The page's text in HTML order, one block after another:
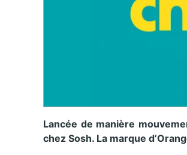
Lancée de manière
chez Sosh. La marque